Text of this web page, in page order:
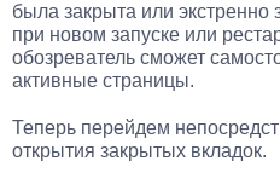
была закрыта или экстренно
при новом запуске или
обозреватель сможет
активные страницы.
Теперь перейдем
открытия закрытых вкладок.